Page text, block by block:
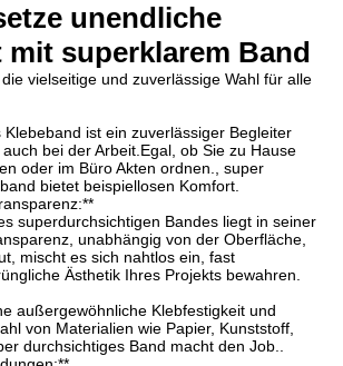
unendliche
superklarem Band
vielseitige und zuverlässige Wahl für alle
ist ein zuverlässiger Begleiter
bei der Arbeit.Egal, ob Sie zu Hause
oder im Büro Akten ordnen., super
bietet beispiellosen Komfort.
superdurchsichtigen Bandes liegt in seiner
unabhängig von der Oberfläche,
mischt es sich nahtlos ein, fast
Ästhetik Ihres Projekts bewahren.
außergewöhnliche Klebfestigkeit und
von Materialien wie Papier, Kunststoff,
durchsichtiges Band macht den Job..